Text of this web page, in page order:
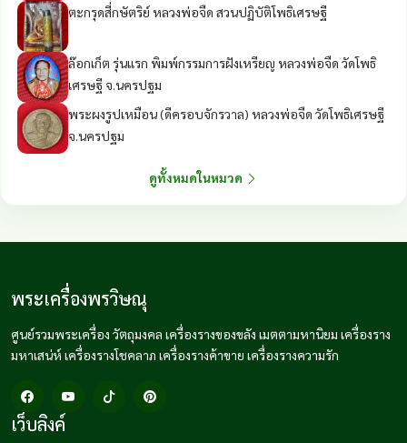
ตะกรุดสี่กษัตริย์ หลวงพ่อจืด สวนปฏิบัติโพธิเศรษฐี
ล๊อกเก็ต รุ่นแรก พิมพ์กรรมการฝังเหรียญ หลวงพ่อจืด วัดโพธิ
เศรษฐี จ.นครปฐม
พระผงรูปเหมือน (ดีครอบจักรวาล) หลวงพ่อจืด วัดโพธิเศรษฐี
จ.นครปฐม
ดูทั้งหมดในหมวด
พระเครื่องพรวิษณุ
ศูนย์รวมพระเครื่อง วัตถุมงคล เครื่องรางของขลัง เมตตามหานิยม เครื่องราง
มหาเสน่ห์ เครื่องรางโชคลาภ เครื่องรางค้าขาย เครื่องรางความรัก
เว็บลิงค์